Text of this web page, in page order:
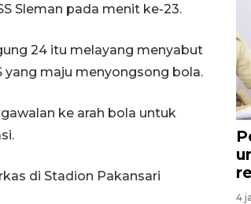
Sleman pada menit ke-23.
24 itu melayang menyabut
yang maju menyongsong bola.
ke arah bola untuk
di Stadion Pakansari
4